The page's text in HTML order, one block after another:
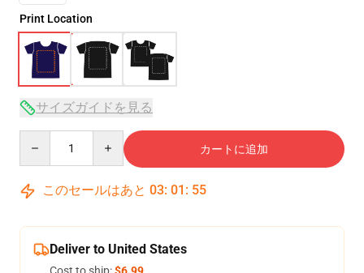
Print Location
サイズガイドを見る
カートに追加
このセールはあと 03: 01 : 54
Deliver to United States